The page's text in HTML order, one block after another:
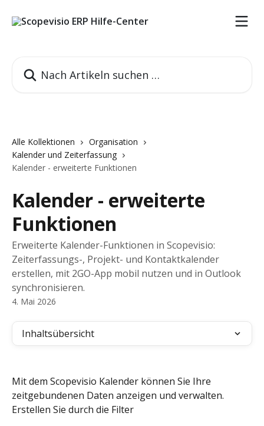
Alle Kollektionen
Organisation
Kalender und Zeiterfassung
Kalender - erweiterte Funktionen
Kalender - erweiterte
Funktionen
Erweiterte Kalender-Funktionen in Scopevisio:
Zeiterfassungs-, Projekt- und Kontaktkalender
erstellen, mit 2GO-App mobil nutzen und in Outlook
synchronisieren.
4. Mai 2026
Inhaltsübersicht
Mit dem Scopevisio Kalender können Sie Ihre
zeitgebundenen Daten anzeigen und verwalten.
Erstellen Sie durch die Filter